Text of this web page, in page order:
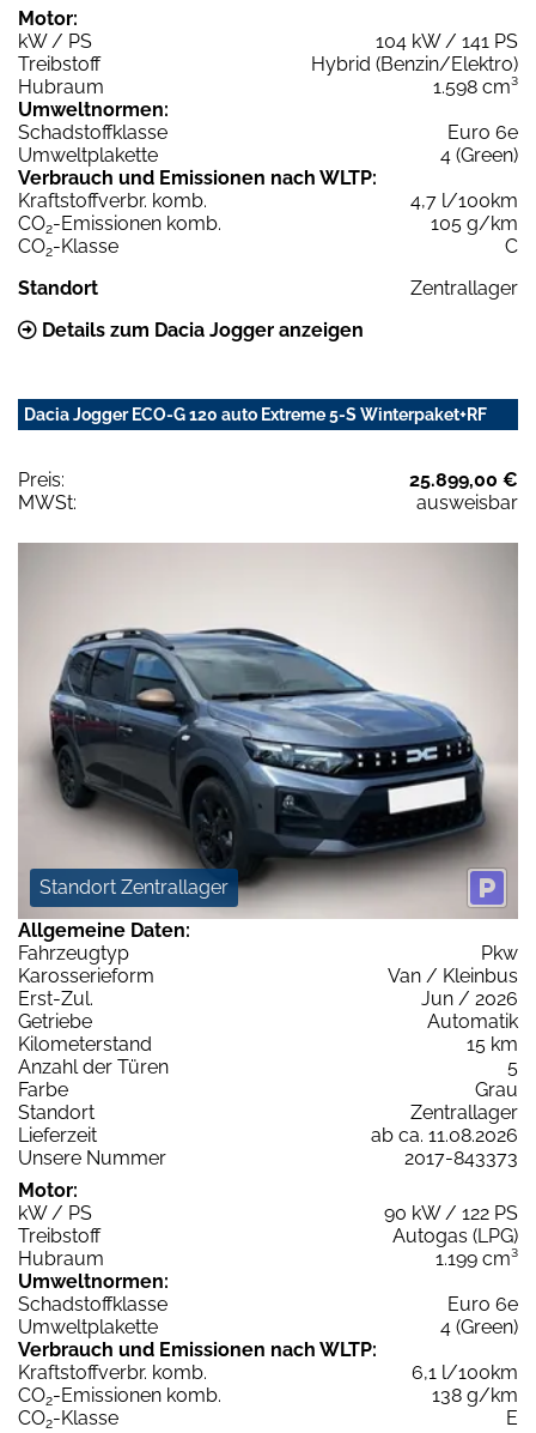
Motor:
kW / PS
104 kW / 141 PS
Treibstoff
Hybrid (Benzin/Elektro)
Hubraum
1.598 cm³
Umweltnormen:
Schadstoffklasse
Euro 6e
Umweltplakette
4 (Green)
Verbrauch und Emissionen nach WLTP:
Kraftstoffverbr. komb.
4,7 l/100km
CO2-Emissionen komb.
105 g/km
CO2-Klasse
C
Standort
Zentrallager
Details zum Dacia Jogger anzeigen
Dacia Jogger ECO-G 120 auto Extreme 5-S Winterpaket+RF
Preis:
25.899,00 €
MWSt:
ausweisbar
Standort Zentrallager
Allgemeine Daten:
Fahrzeugtyp
Pkw
Karosserieform
Van / Kleinbus
Erst-Zul.
Jun / 2026
Getriebe
Automatik
Kilometerstand
15 km
Anzahl der Türen
5
Farbe
Grau
Standort
Zentrallager
Lieferzeit
ab ca. 11.08.2026
Unsere Nummer
2017-843373
Motor:
kW / PS
90 kW / 122 PS
Treibstoff
Autogas (LPG)
Hubraum
1.199 cm³
Umweltnormen:
Schadstoffklasse
Euro 6e
Umweltplakette
4 (Green)
Verbrauch und Emissionen nach WLTP:
Kraftstoffverbr. komb.
6,1 l/100km
CO2-Emissionen komb.
138 g/km
CO2-Klasse
E